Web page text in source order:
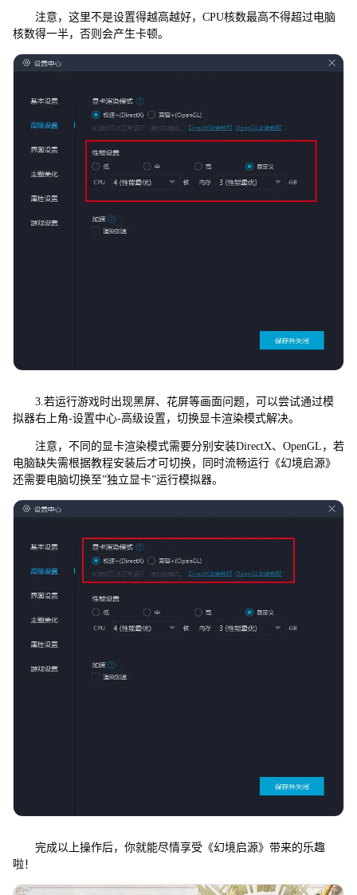
注意，这里不是设置得越高越好，CPU核数最高不得超过电脑
核数得一半，否则会产生卡顿。
3.若运行游戏时出现黑屏、花屏等画面问题，可以尝试通过模
拟器右上角-设置中心-高级设置，切换显卡渲染模式解决。
注意，不同的显卡渲染模式需要分别安装DirectX、OpenGL，若
电脑缺失需根据教程安装后才可切换，同时流畅运行《幻境启源》
还需要电脑切换至”独立显卡”运行模拟器。
完成以上操作后，你就能尽情享受《幻境启源》带来的乐趣
啦！